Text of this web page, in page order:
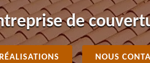
de
RÉALISATIONS NOUS